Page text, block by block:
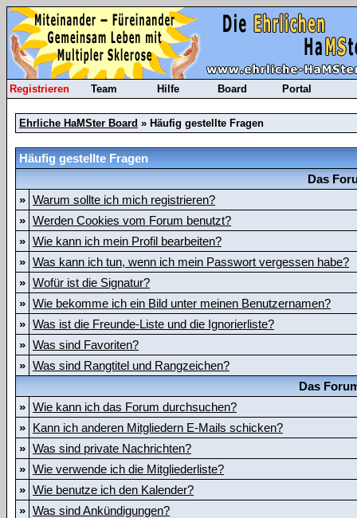
Registrieren Team Hilfe Board Portal
Ehrliche HaMSter Board » Häufig gestellte Fragen
Häufig gestellte Fragen
Das
» Warum sollte ich mich registrieren?
» Werden Cookies vom Forum benutzt?
» Wie kann ich mein Profil bearbeiten?
» Was kann ich tun, wenn ich mein Passwort vergessen habe?
» Wofür ist die Signatur?
» Wie bekomme ich ein Bild unter meinen Benutzernamen?
» Was ist die Freunde-Liste und die Ignorierliste?
» Was sind Favoriten?
» Was sind Rangtitel und Rangzeichen?
Das
» Wie kann ich das Forum durchsuchen?
» Kann ich anderen Mitgliedern E-Mails schicken?
» Was sind private Nachrichten?
» Wie verwende ich die Mitgliederliste?
» Wie benutze ich den Kalender?
» Was sind Ankündigungen?